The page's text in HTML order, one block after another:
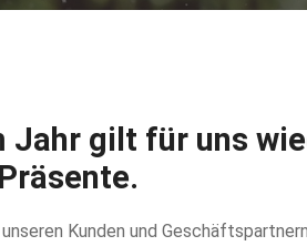
Jahr gilt für uns
Kunden und